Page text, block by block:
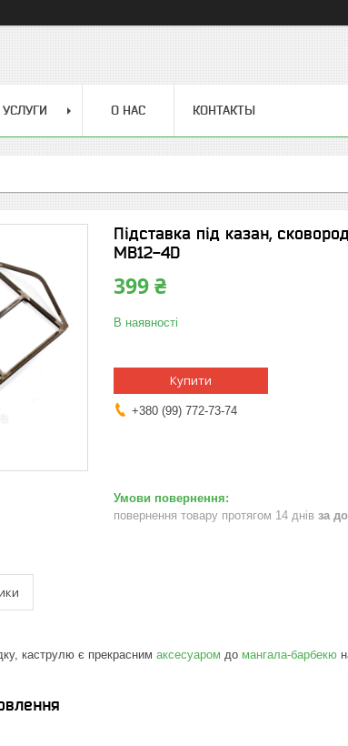
О НАС КОНТАКТЫ
Підставка під казан,
MB12-4D
399 ₴
В наявності
Купити
+380 (99) 772-73-74
повернення товару протягом 14 днів за
каструлю є прекрасним аксесуаром до мангала-барбекю